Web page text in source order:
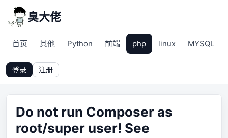
臭大佬
首页 其他 Python 前端 php linux MYSQL
登录 注册
Do not run Composer as
root/super user! See